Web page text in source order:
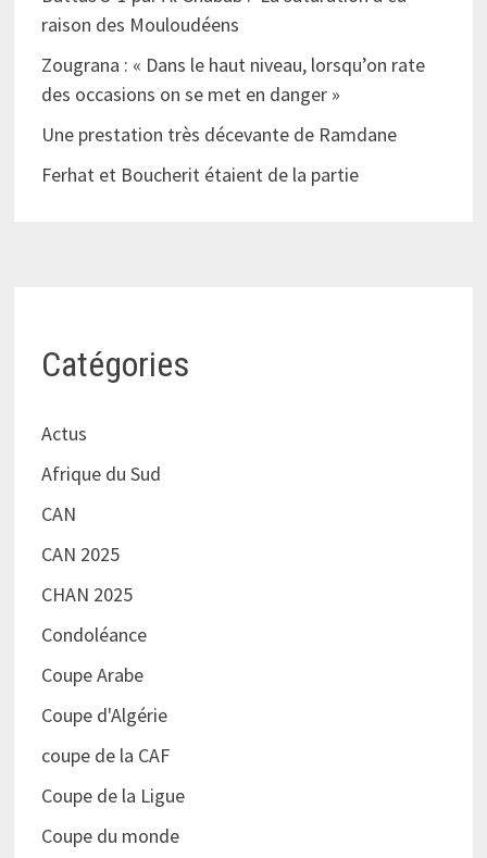
raison des Mouloudéens
Zougrana : « Dans le haut niveau, lorsqu’on rate
des occasions on se met en danger »
Une prestation très décevante de Ramdane
Ferhat et Boucherit étaient de la partie
Catégories
Actus
Afrique du Sud
CAN
CAN 2025
CHAN 2025
Condoléance
Coupe Arabe
Coupe d'Algérie
coupe de la CAF
Coupe de la Ligue
Coupe du monde